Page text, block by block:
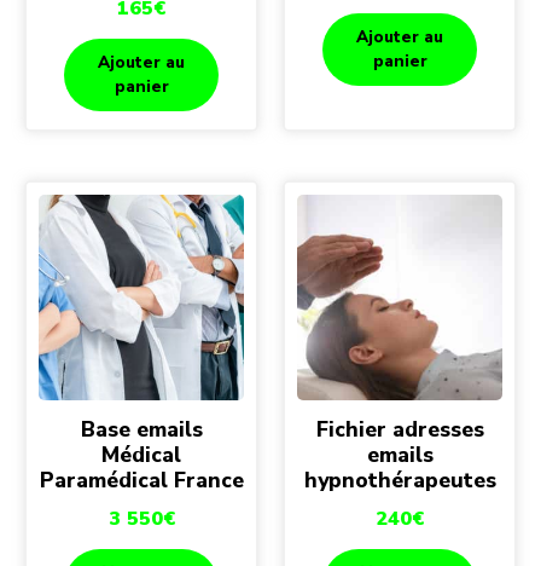
165€
Ajouter au
panier
Ajouter au
panier
Base emails
Médical
Paramédical France
3 550€
Fichier adresses
emails
hypnothérapeutes
240€